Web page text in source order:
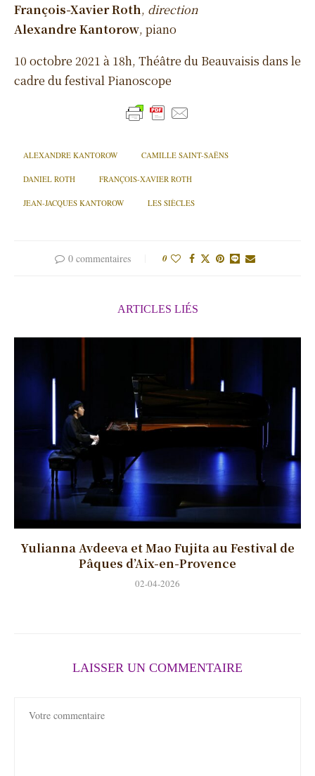
François-Xavier Roth, direction
Alexandre Kantorow, piano
10 octobre 2021 à 18h, Théâtre du Beauvaisis dans le
cadre du festival Pianoscope
ALEXANDRE KANTOROW CAMILLE SAINT-SAËNS
DANIEL ROTH FRANÇOIS-XAVIER ROTH
JEAN-JACQUES KANTOROW LES SIÈCLES
0 commentaires 0
ARTICLES LIÉS
Yulianna Avdeeva et Mao Fujita au Festival de
Pâques d’Aix-en-Provence
02-04-2026
LAISSER UN COMMENTAIRE